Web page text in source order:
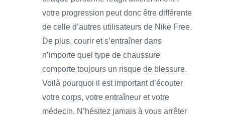
votre progression peut donc être différente
de celle d’autres utilisateurs de Nike Free.
De plus, courir et s’entraîner dans
n’importe quel type de chaussure
comporte toujours un risque de blessure.
Voilà pourquoi il est important d’écouter
votre corps, votre entraîneur et votre
médecin. N’hésitez jamais à vous arrêter